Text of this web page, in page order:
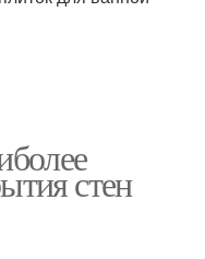
стен